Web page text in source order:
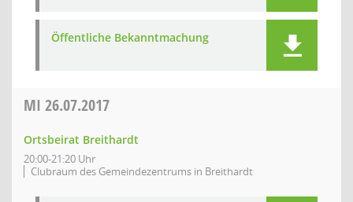
Öffentliche Bekanntmachung
MI 26.07.2017
Ortsbeirat Breithardt
20:00-21:20 Uhr
Clubraum des Gemeindezentrums in Breithardt